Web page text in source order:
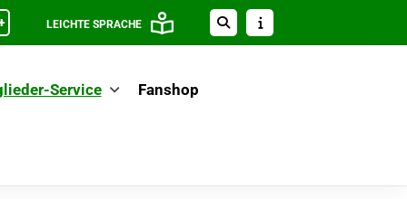
LEICHTE SPRACHE
Service Fanshop